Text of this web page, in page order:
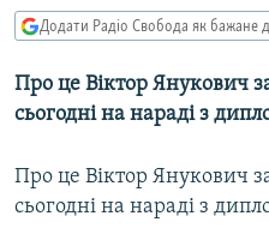
пошуку
УКРАЇНА
ТИ ЯК?
СХЕМИ
КИТАЙ.ВИКЛИКИ
МУЛЬТИМЕДІА
ФОТО
Додати Радіо Свобода як бажане
Про це Вiктор Янукович
сьогодні на нарадi з
Про це Вiктор Янукович
сьогодні на нарадi з